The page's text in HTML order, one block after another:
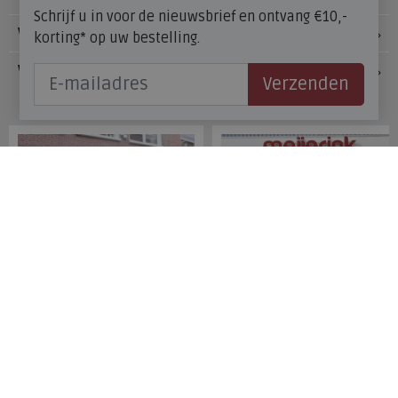
Voetzorg
Veelgestelde vragen
Schrijf u in voor de nieuwsbrief en ontvang €10,-
korting* op uw bestelling.
Verzenden